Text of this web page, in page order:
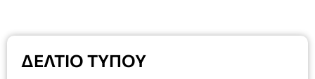
ΔΕΛΤΙΟ ΤΥΠΟΥ